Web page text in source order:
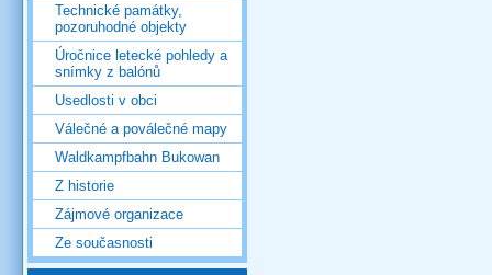
Technické památky,
pozoruhodné objekty
Úročnice letecké pohledy a
snímky z balónů
Usedlosti v obci
Válečné a poválečné mapy
Waldkampfbahn Bukowan
Z historie
Zájmové organizace
Ze současnosti